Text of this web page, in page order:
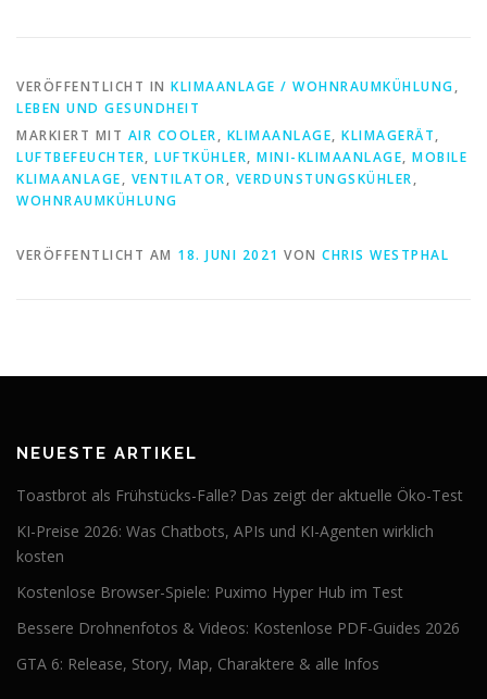
VERÖFFENTLICHT IN KLIMAANLAGE / WOHNRAUMKÜHLUNG,
LEBEN UND GESUNDHEIT
MARKIERT MIT AIR COOLER, KLIMAANLAGE, KLIMAGERÄT,
LUFTBEFEUCHTER, LUFTKÜHLER, MINI-KLIMAANLAGE, MOBILE
KLIMAANLAGE, VENTILATOR, VERDUNSTUNGSKÜHLER,
WOHNRAUMKÜHLUNG
VERÖFFENTLICHT AM 18. JUNI 2021 VON CHRIS WESTPHAL
NEUESTE ARTIKEL
Toastbrot als Frühstücks-Falle? Das zeigt der aktuelle Öko-Test
KI-Preise 2026: Was Chatbots, APIs und KI-Agenten wirklich
kosten
Kostenlose Browser-Spiele: Puximo Hyper Hub im Test
Bessere Drohnenfotos & Videos: Kostenlose PDF-Guides 2026
GTA 6: Release, Story, Map, Charaktere & alle Infos